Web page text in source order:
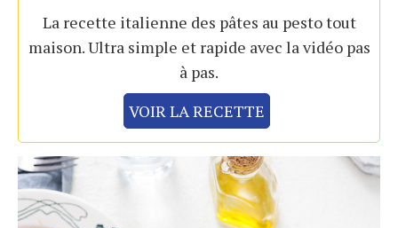
La recette italienne des pâtes au pesto tout
maison. Ultra simple et rapide avec la vidéo pas
à pas.
VOIR LA RECETTE